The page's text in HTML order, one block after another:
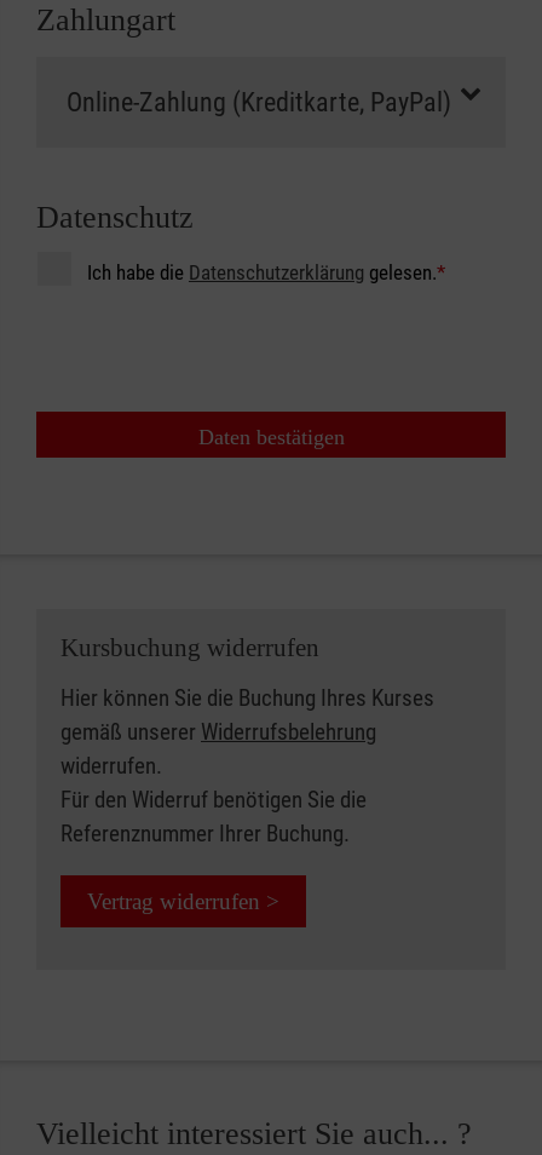
Zahlungart
Datenschutz
Ich habe die Datenschutzerklärung gelesen.*
Daten bestätigen
Kursbuchung widerrufen
Hier können Sie die Buchung Ihres Kurses
gemäß unserer Widerrufsbelehrung
widerrufen.
Für den Widerruf benötigen Sie die
Referenznummer Ihrer Buchung.
Vertrag widerrufen >
Vielleicht interessiert Sie auch... ?